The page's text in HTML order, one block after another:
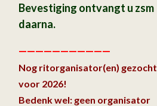
Bevestiging ontvangt u zsm
daarna.
———————————
Nog ritorganisator(en) gezocht
voor 2026!
Bedenk wel: geen organisator